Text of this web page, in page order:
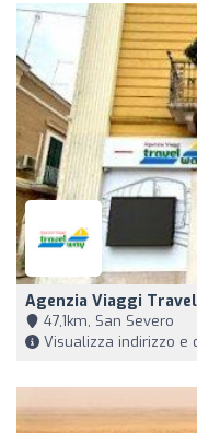
Agenzia Viaggi
47,1km, San Severo
Visualizza indirizzo e